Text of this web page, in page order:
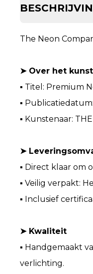
The Neon
➤ Over het
▪ Titel: Premium
▪
▪ Kunstenaar:
➤
▪ Direct klaar om
▪ Veilig verpakt:
▪ Inclusief
➤ Kwaliteit
▪ Handgemaakt
verlichting.